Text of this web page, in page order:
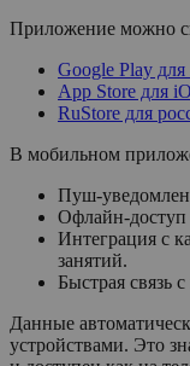
Приложение можно
Google Play
App Store для
RuStore для
В мобильном
Пуш-
Офлайн-доступ
Интеграция с
занятий.
Быстрая связь
Данные
устройствами. Это